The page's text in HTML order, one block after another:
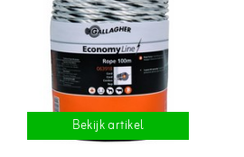
Bekijk artikel